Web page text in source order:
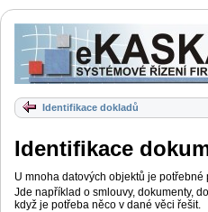
Identifikace dokladů
Identifikace
U mnoha datových objektů je
Jde například o smlouvy, dokumenty,
když je potřeba něco v dané věci řešit.